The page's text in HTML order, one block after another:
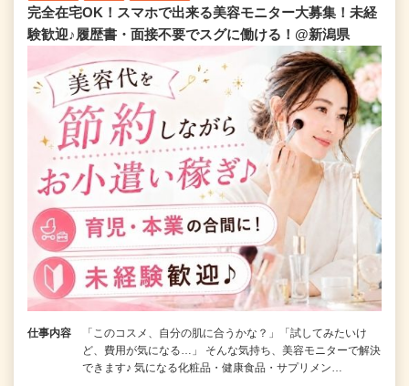
完全在宅OK！スマホで出来る美容モニター大募集！未経
験歓迎♪履歴書・面接不要でスグに働ける！@新潟県
仕事内容
「このコスメ、自分の肌に合うかな？」「試してみたいけ
ど、費用が気になる…」 そんな気持ち、美容モニターで解決
できます♪ 気になる化粧品・健康食品・サプリメン…